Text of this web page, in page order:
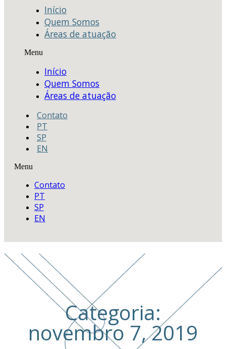
Início
Quem Somos
Áreas de atuação
Menu
Início
Quem Somos
Áreas de atuação
Contato
PT
SP
EN
Menu
Contato
PT
SP
EN
Categoria:
novembro 7, 2019